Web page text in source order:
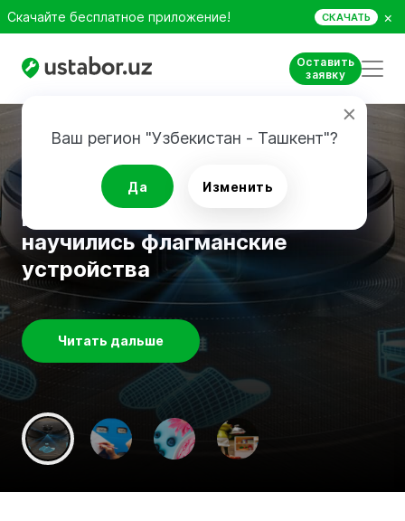
Скачайте бесплатное приложение! СКАЧАТЬ ×
Оставить
заявку
Ваш регион "Узбекистан - Ташкент"?
Да Изменить
Обзоры техники
ТОП самых полезных функций
роботов-пылесосов: чему еще
научились флагманские
устройства
Читать дальше